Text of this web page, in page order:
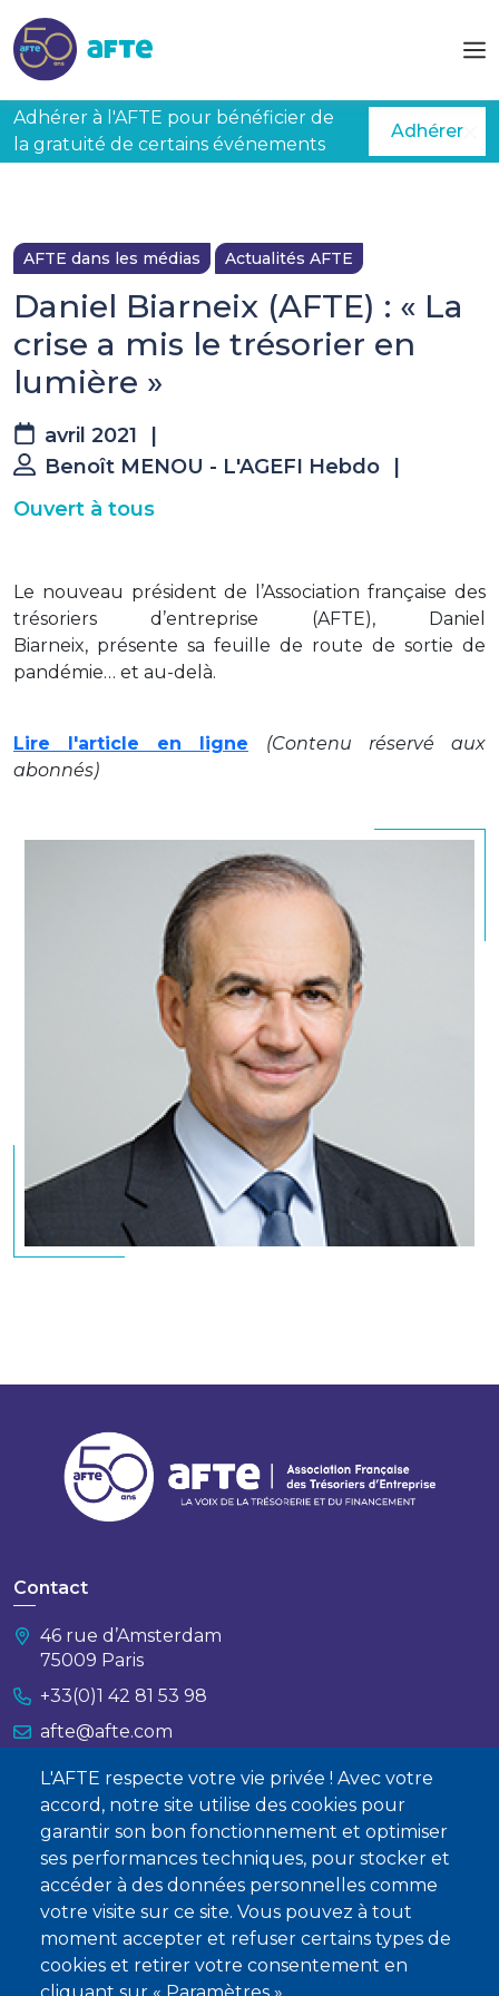
L'AFTE respecte votre vie privée ! Avec votre
accord, notre site utilise des cookies pour
garantir son bon fonctionnement et optimiser
ses performances techniques, pour stocker et
accéder à des données personnelles comme
votre visite sur ce site. Vous pouvez à tout
moment accepter et refuser certains types de
cookies et retirer votre consentement en
Adhérer à l'AFTE pour bénéficier de
la gratuité de certains événements
Adhérer
AFTE dans les médias Actualités AFTE
Daniel Biarneix (AFTE) : « La
crise a mis le trésorier en
lumière »
avril 2021
Benoît MENOU - L'AGEFI Hebdo
Ouvert à tous
Le nouveau président de l’Association française des
trésoriers d’entreprise (AFTE), Daniel
Biarneix, présente sa feuille de route de sortie de
pandémie… et au-delà.
Lire l'article en ligne
(Contenu réservé aux
abonnés)
Contact
46 rue d’Amsterdam
75009 Paris
+33(0)1 42 81 53 98
afte@afte.com
Nous contacter
À propos
Qui sommes-nous ?
Devenir membre